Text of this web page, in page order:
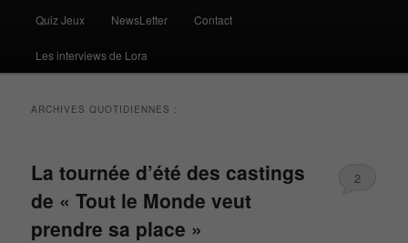
Quiz Jeux NewsLetter Contact
Les interviews de Lora
ARCHIVES QUOTIDIENNES :
La tournée d’été des castings
de « Tout le Monde veut
prendre sa place »
2